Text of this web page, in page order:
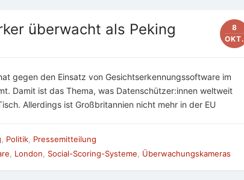
überwacht als Peking
8
OKT.
gegen den Einsatz von Gesichtserkennungssoftware im
Damit ist das Thema, was Datenschützer:innen weltweit
Allerdings ist Großbritannien nicht mehr in der EU
, Politik, Pressemitteilung
London Social-Scoring-Systeme Überwachungskameras